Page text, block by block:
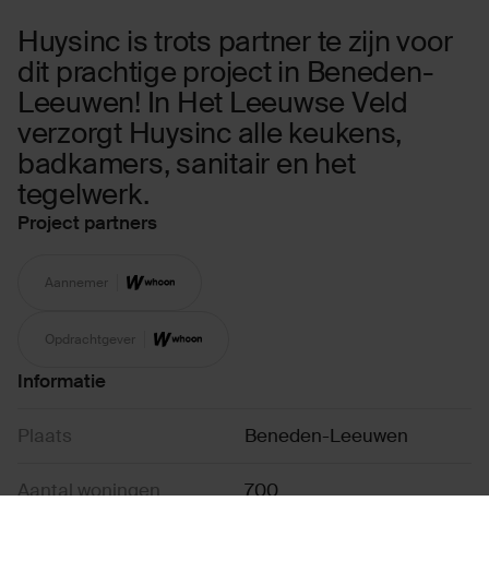
Huysinc is trots partner te zijn voor
dit prachtige project in Beneden-
Leeuwen! In Het Leeuwse Veld
verzorgt Huysinc alle keukens,
badkamers, sanitair en het
tegelwerk.
Project partners
Aannemer
Opdrachtgever
Informatie
Plaats Beneden-Leeuwen
Aantal woningen 700